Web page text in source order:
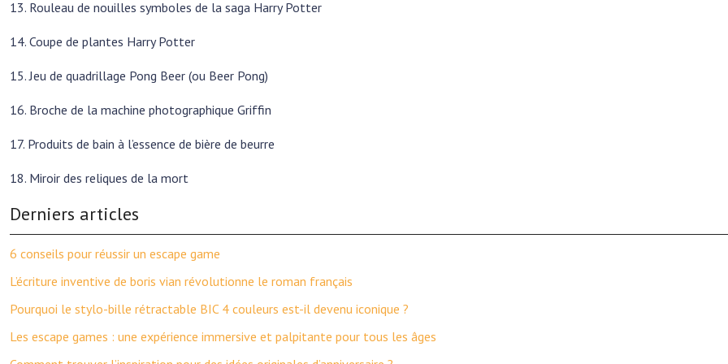
13. Rouleau de nouilles symboles de la saga Harry Potter
14. Coupe de plantes Harry Potter
15. Jeu de quadrillage Pong Beer (ou Beer Pong)
16. Broche de la machine photographique Griffin
17. Produits de bain à l’essence de bière de beurre
18. Miroir des reliques de la mort
Derniers articles
6 conseils pour réussir un escape game
L’écriture inventive de boris vian révolutionne le roman français
Pourquoi le stylo-bille rétractable BIC 4 couleurs est-il devenu iconique ?
Les escape games : une expérience immersive et palpitante pour tous les âges